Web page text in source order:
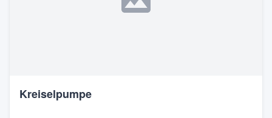
Kreiselpumpe